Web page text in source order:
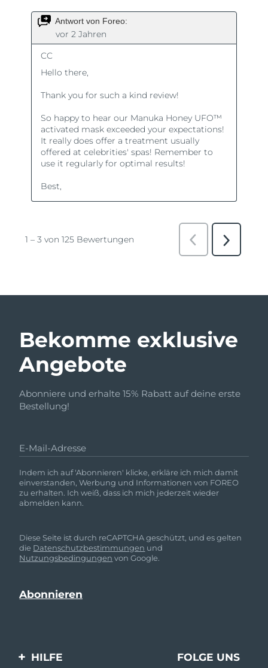
Bekomme exklusive
Angebote
Abonniere und erhalte 15% Rabatt auf deine erste
Bestellung!
E-Mail-Adresse
Indem ich auf 'Abonnieren' klicke, erkläre ich mich damit
einverstanden, Werbung und Informationen von FOREO
zu erhalten. Ich weiß, dass ich mich jederzeit wieder
abmelden kann.
Diese Seite ist durch reCAPTCHA geschützt, und es gelten
die Datenschutzbestimmungen und
Nutzungsbedingungen von Google.
HILFE FOLGE UNS